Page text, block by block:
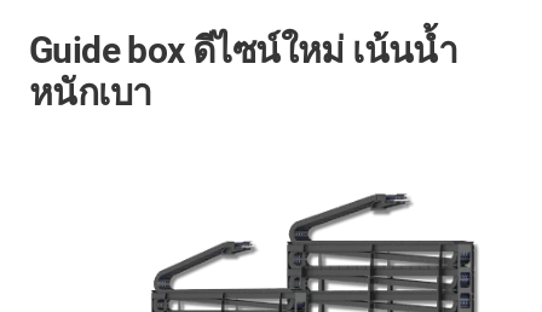
Guide box ดีไซน์ใหม่ เน้นน้ำ
หนักเบา